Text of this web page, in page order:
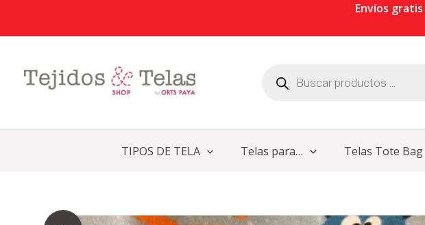
Envíos gratis
TIPOS DE TELA Telas para… Telas Tote Bag